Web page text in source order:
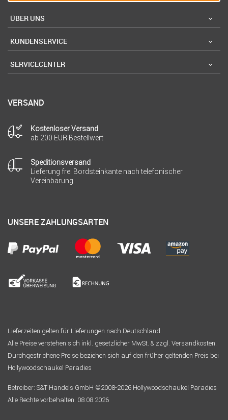
ÜBER UNS
KUNDENSERVICE
SERVICECENTER
VERSAND
Kostenloser Versand
ab 200 EUR Bestellwert
Speditionsversand
Lieferung frei Bordsteinkante nach telefonischer
Vereinbarung
UNSERE ZAHLUNGSARTEN
Lieferzeiten gelten für Lieferungen nach Deutschland.
Alle Preise verstehen sich inkl. gesetzlicher MwSt. & zzgl. Versandkosten.
Durchgestrichene Preise beziehen sich auf den früher geltenden Preis bei
Hollywoodschaukel Paradies
Betreiber: S&T Handels GmbH ©2008-2026 Hollywoodschaukel Paradies
Alle Rechte vorbehalten. 08.08.2026